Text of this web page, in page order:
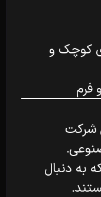
کوچک و
فرم
شرکت
به دنبال